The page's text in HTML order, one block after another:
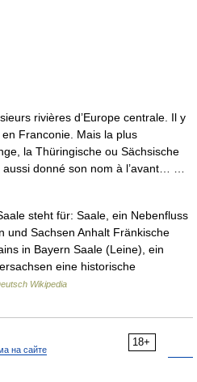
rivières d’Europe centrale. Il y
Franconie. Mais la plus
la Thüringische ou Sächsische
aussi donné son nom à l’avant… …
steht für: Saale, ein Nebenfluss
und Sachsen Anhalt Fränkische
in Bayern Saale (Leine), ein
eine historische
Wikipedia
18+
на сайте